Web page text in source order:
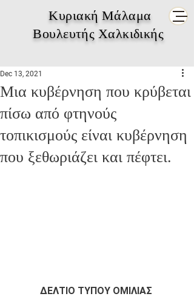
Κυριακή Μάλαμα
Βουλευτής Χαλκιδικής
Μια κυβέρνηση που κρύβεται
πίσω από φτηνούς
τοπικισμούς είναι κυβέρνηση
που ξεθωριάζει και πέφτει.
Dec 13, 2021
ΔΕΛΤΙΟ ΤΥΠΟΥ ΟΜΙΛΙΑΣ